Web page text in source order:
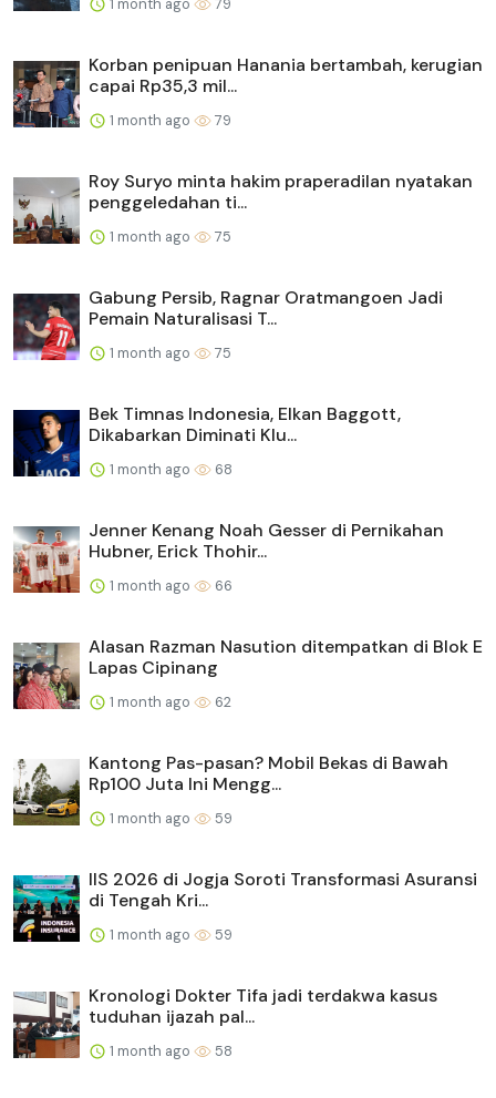
Korban penipuan Hanania bertambah, kerugian
capai Rp35,3 mil...
1 month ago 79
Roy Suryo minta hakim praperadilan nyatakan
penggeledahan ti...
1 month ago 75
Gabung Persib, Ragnar Oratmangoen Jadi
Pemain Naturalisasi T...
1 month ago 75
Bek Timnas Indonesia, Elkan Baggott,
Dikabarkan Diminati Klu...
1 month ago 68
Jenner Kenang Noah Gesser di Pernikahan
Hubner, Erick Thohir...
1 month ago 66
Alasan Razman Nasution ditempatkan di Blok E
Lapas Cipinang
1 month ago 62
Kantong Pas-pasan? Mobil Bekas di Bawah
Rp100 Juta Ini Mengg...
1 month ago 59
IIS 2026 di Jogja Soroti Transformasi Asuransi
di Tengah Kri...
1 month ago 59
Kronologi Dokter Tifa jadi terdakwa kasus
tuduhan ijazah pal...
1 month ago 58